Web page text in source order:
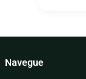
Navegue